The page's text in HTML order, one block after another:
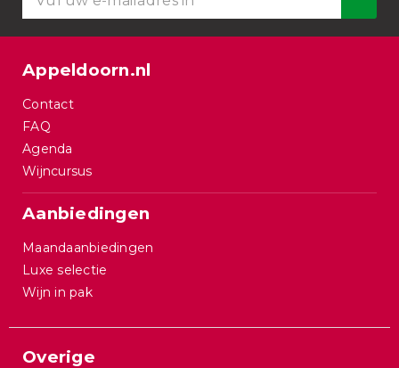
Appeldoorn.nl
Contact
FAQ
Agenda
Wijncursus
Aanbiedingen
Maandaanbiedingen
Luxe selectie
Wijn in pak
Overige